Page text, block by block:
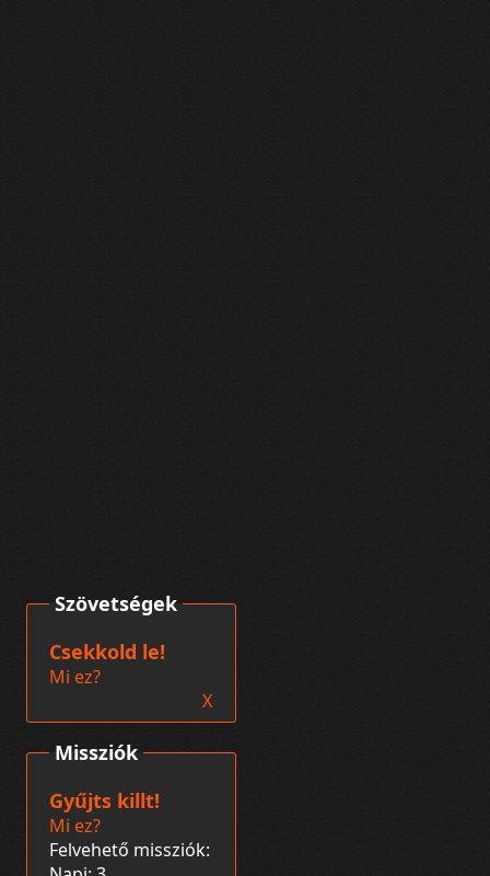
Missziók
Gyűjts killt!
Mi ez?
Felvehető missziók:
Szövetségek
Csekkold le!
Mi ez?
X